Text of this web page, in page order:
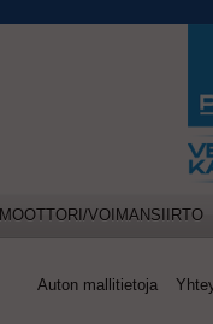
MOOTTORI/VOIMANSIIRTO
Auton mallitietoja